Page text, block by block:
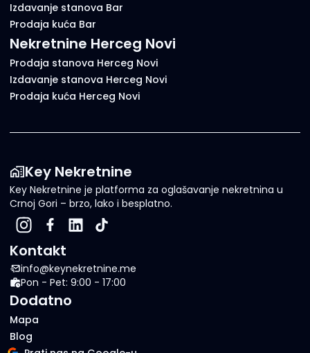
Izdavanje stanova Bar
Prodaja kuća Bar
Nekretnine Herceg Novi
Prodaja stanova Herceg Novi
Izdavanje stanova Herceg Novi
Prodaja kuća Herceg Novi
Key Nekretnine
Key Nekretnine je platforma za oglašavanje nekretnina u
Crnoj Gori – brzo, lako i besplatno.
Kontakt
info@keynekretnine.me
Pon - Pet: 9:00 - 17:00
Dodatno
Mapa
Blog